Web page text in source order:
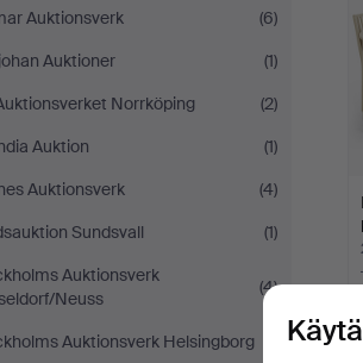
Auktionsverk
(6)
Auktioner
(1)
Norrköping
(2)
Auktion
(1)
Auktionsverk
(4)
Sundsvall
(1)
Auktionsverk
Neuss
(4)
Auktionsverk Helsingborg